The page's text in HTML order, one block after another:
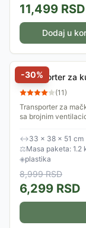
11,499 RSD
Dodaj u
-30%
Transporter za
(11)
Transporter za
sa brojnim
↔33 × 38 × 51 cm
⚖Masa paketa: 1.2
◈plastika
8,999RSD
6,299 RSD